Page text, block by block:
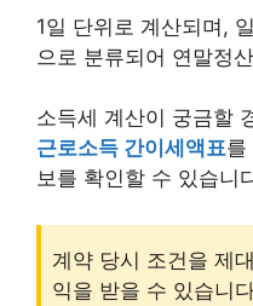
1일 단위로 계산되며,
으로 분류되어 연말정
소득세 계산이 궁금할
근로소득 간이세액표를
보를 확인할 수 있습니
계약 당시 조건을 제
익을 받을 수 있습니